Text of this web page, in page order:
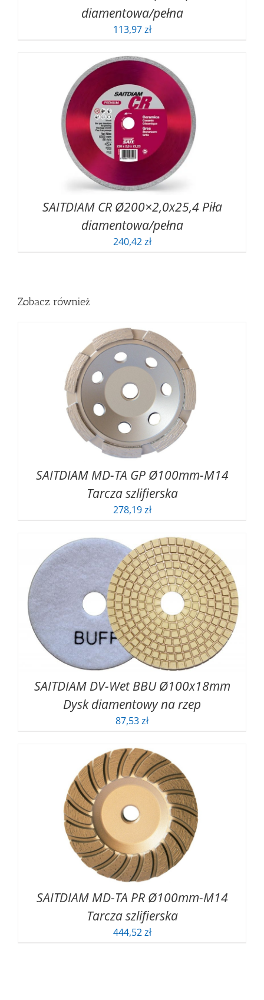
diamentowa/pełna
113,97zł
SAITDIAM CR Ø200×2,0x25,4 Piła
diamentowa/pełna
240,42zł
Zobacz również
SAITDIAM MD-TA GP Ø100mm-M14
Tarcza szlifierska
278,19zł
SAITDIAM DV-Wet BBU Ø100x18mm
Dysk diamentowy na rzep
87,53zł
SAITDIAM MD-TA PR Ø100mm-M14
Tarcza szlifierska
444,52zł